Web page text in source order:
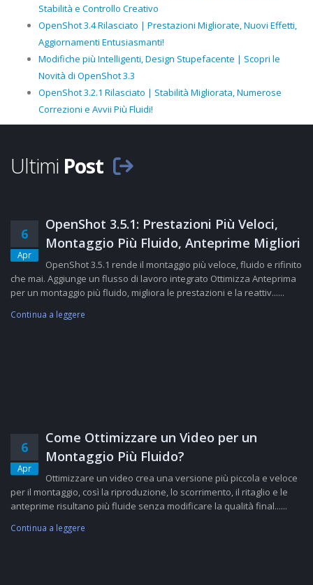
Stabilità e Controllo Creativo
OpenShot 3.4 Rilasciato | Prestazioni Migliorate, Nuovi Effetti,
Aggiornamenti Entusiasmanti!
Modifiche più Intelligenti, Design Stupefacente | Scopri le
Novità di OpenShot 3.3
OpenShot 3.2.1 Rilasciato | Stabilità Migliorata, Numerose
Correzioni e Avvii Più Fluidi!
Ultimi Post
6
Apr
OpenShot 3.5.1: Prestazioni Più Veloci,
Montaggio Più Fluido, Anteprime Migliori
OpenShot 3.5.1 rende il montaggio più veloce, fluido e rifinito
che mai. Aggiunge un flusso di lavoro integrato Ottimizza Anteprima
per un montaggio più fluido, migliora le prestazioni e la reattiv......
Continua a leggere
6
Apr
Come Ottimizzare un Video per un
Montaggio Più Fluido?
Ottimizzare un video crea una versione più piccola e veloce
per il montaggio, così la riproduzione, lo scorrimento, il ritaglio e le
anteprime risultano più fluide senza modificare la qualità final......
Continua a leggere